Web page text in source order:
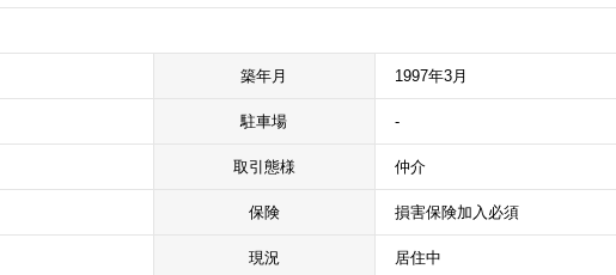
築年月 1997年3月
駐車場 -
取引態様 仲介
保険 損害保険加入必須
現況 居住中